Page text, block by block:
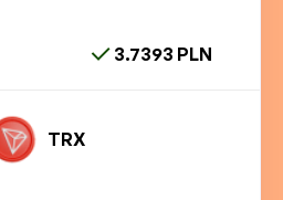
3.7393 PLN
TRX